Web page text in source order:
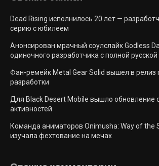
Dead Rising исполнилось 20 лет —
серию с юбилеем
Анонсирован мрачный соулслайк Godless
одиночного разработчика с полной русской
Фан-ремейк Metal Gear Solid вышел в релиз
разработки
Для Black Desert Mobile вышло обновление
активностей
Команда аниматоров Onimusha: Way of the
изучала фехтование на мечах